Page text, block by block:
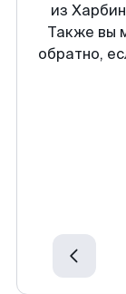
из
Также вы
обратно,